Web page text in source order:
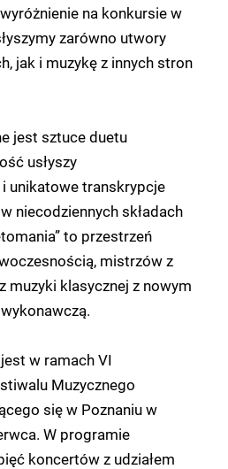
na konkursie w
zarówno utwory
jak i muzykę z innych stron
jest sztuce duetu
usłyszy
unikatowe transkrypcje
niecodziennych składach
to przestrzeń
mistrzów z
muzyki klasycznej z nowym
w ramach VI
Muzycznego
się w Poznaniu w
W programie
koncertów z udziałem